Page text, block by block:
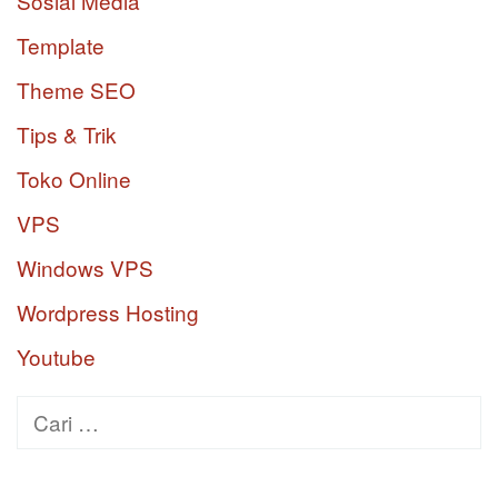
Template
Theme SEO
Tips & Trik
Toko Online
VPS
Windows VPS
Wordpress Hosting
Youtube
Cari